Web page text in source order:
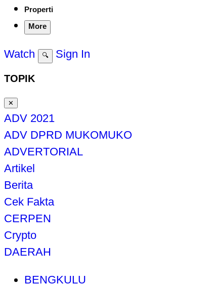
Properti
More
Watch 🔍 Sign In
TOPIK
✕
ADV 2021
ADV DPRD MUKOMUKO
ADVERTORIAL
Artikel
Berita
Cek Fakta
CERPEN
Crypto
DAERAH
BENGKULU